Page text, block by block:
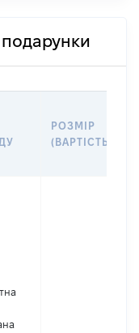
подарунки
РОЗМІР
(ВАРТІСТЬ)